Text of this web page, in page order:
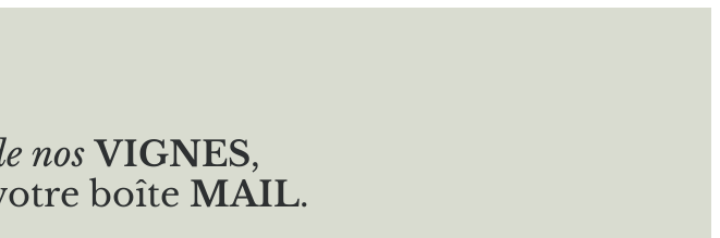
nos VIGNES,
boîte MAIL.